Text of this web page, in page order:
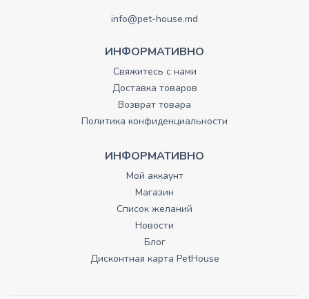
info@pet-house.md
ИНФОРМАТИВНО
Свяжитесь с нами
Доставка товаров
Возврат товара
Политика конфиденциальности
ИНФОРМАТИВНО
Мой аккаунт
Магазин
Список желаний
Новости
Блог
Дисконтная карта PetHouse